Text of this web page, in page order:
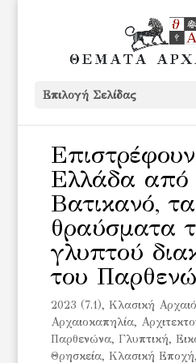
Επιλογή Σελίδας
Ελλάδα από
Βατικανό,
θραύσματα
γλυπτού
του
2023 (7.1), Kλασική
Αρχαιοκαπηλία,
Παρθενώνα, Γλυπτική,
Θρησκεία, Κλασική Εποχή,